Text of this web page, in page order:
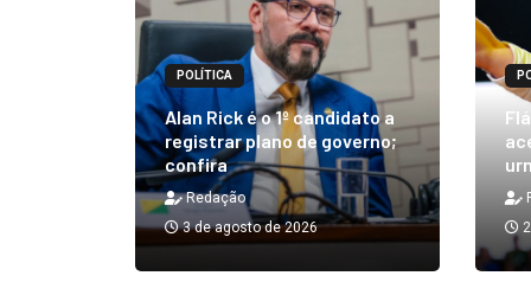
POLÍTICA
Alan Rick é o 1º candidato a
registrar plano de governo;
confira
Redação
3 de agosto de 2026